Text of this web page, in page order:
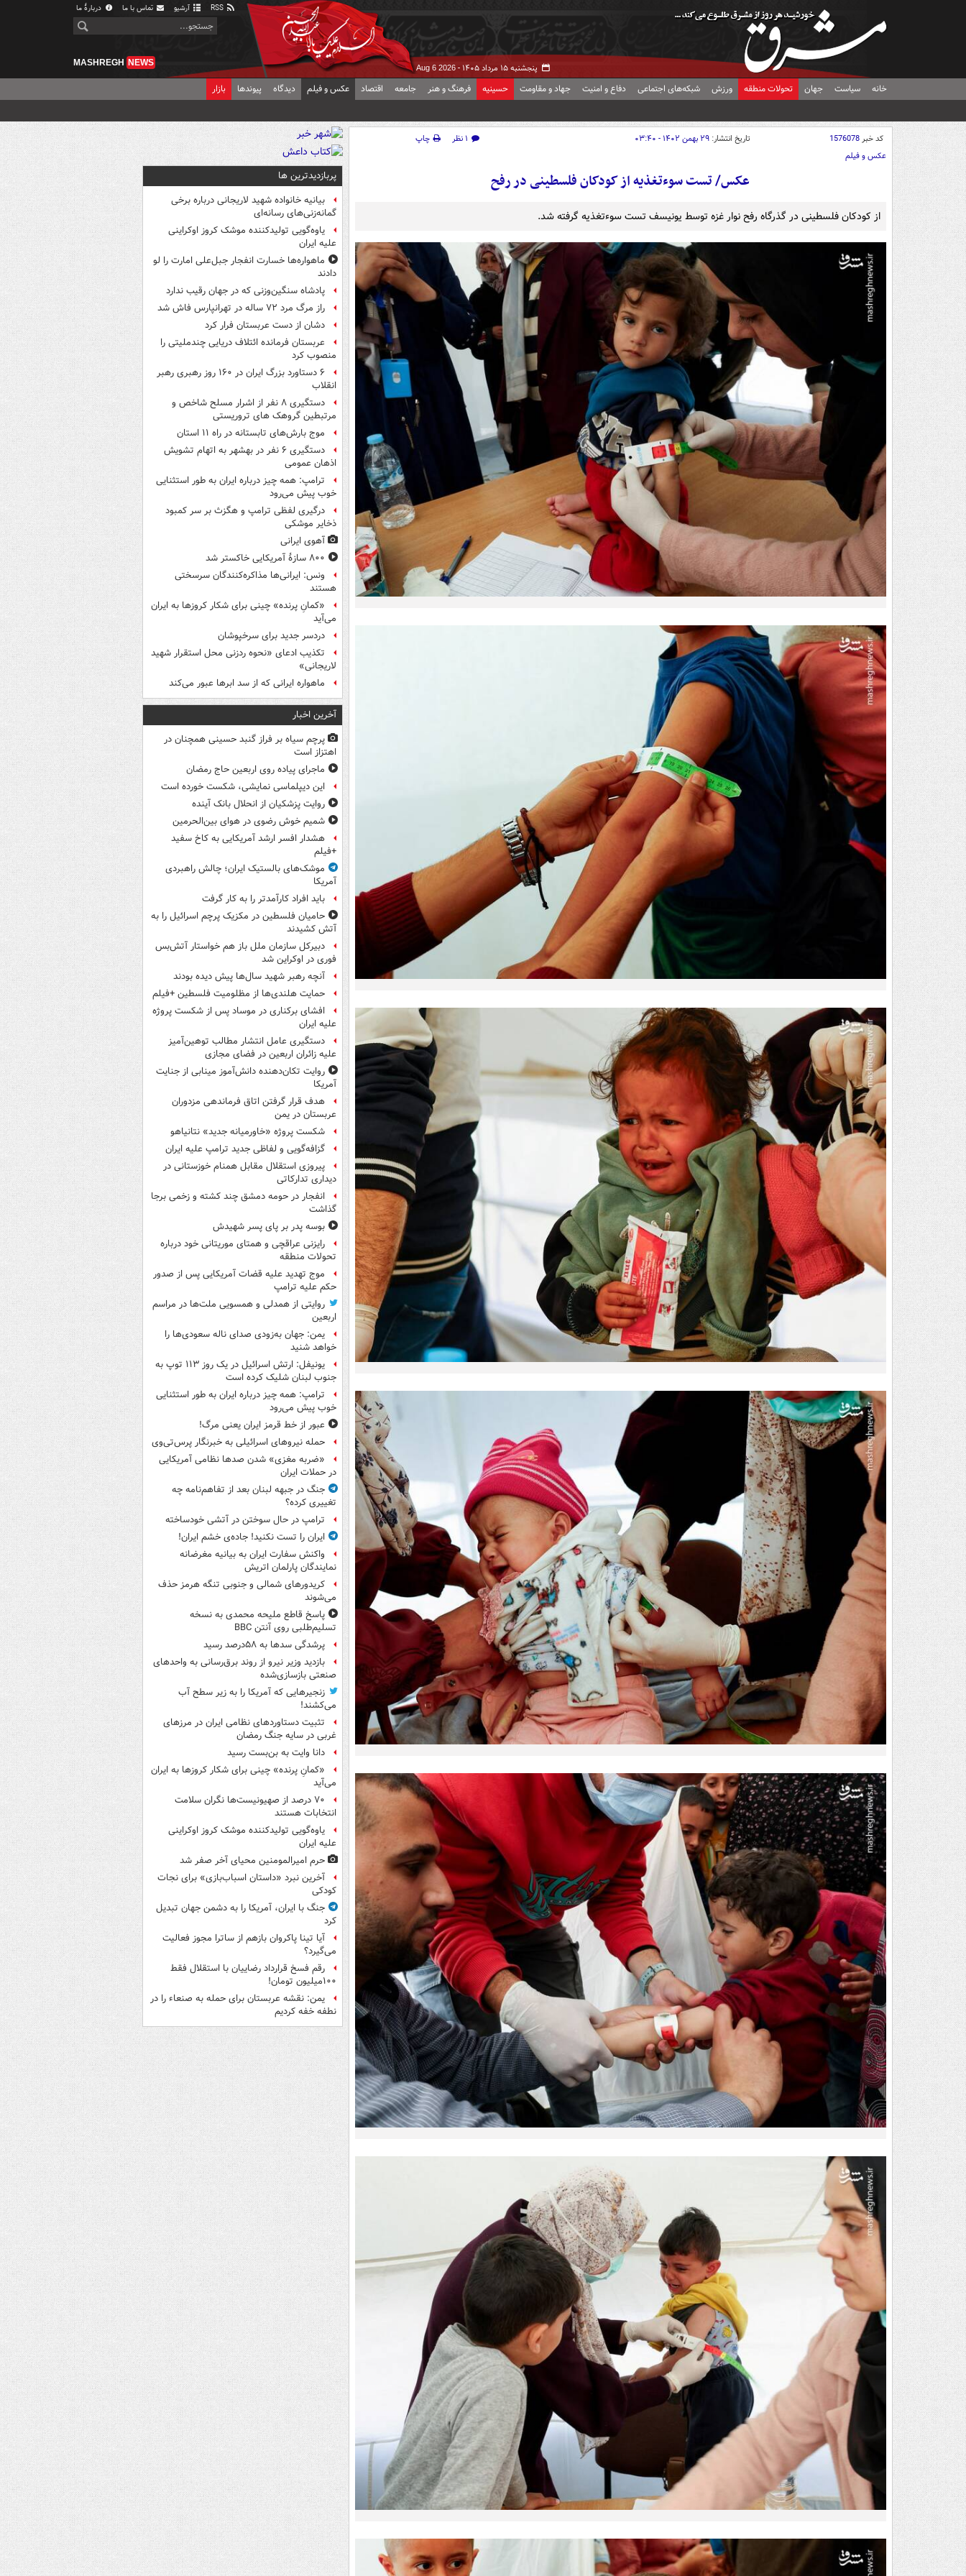
آرشیو تماس با ما دربارهٔ ما
پنجشنبه ۱۵ مرداد ۱۴۰۵ - Aug 6 2026
MASHREGH NEWS
خانه سیاست جهان تحولات منطقه ورزش شبکه‌های اجتماعی دفاع و امنیت جهاد و مقاومت حسینیه فرهنگ و هنر جامعه اقتصاد عکس و فیلم دیدگاه پیوندها بازار
کد خبر1576078 تاریخ انتشار: ۲۹ بهمن ۱۴۰۲ - ۰۳:۴۰ ۱ نظر
چاپ
عکس و فیلم
عکس/ تست سوءتغذیه از کودکان فلسطینی در رفح
از کودکان فلسطینی در گذرگاه رفح نوار غزه توسط یونیسف تست سوءتغذیه گرفته شد.
پربازدیدترین ها
بیانیه خانواده شهید لاریجانی درباره برخی
گمانه‌زنی‌های رسانه‌ای
یاوه‌گویی تولیدکننده موشک کروز اوکراینی
علیه ایران
ماهواره‌ها خسارت انفجار جبل‌علی امارت را لو
دادند
پادشاه سنگین‌وزنی که در جهان رقیب ندارد
راز مرگ مرد ۷۲ ساله در تهرانپارس فاش شد
دشان از دست عربستان فرار کرد
عربستان فرمانده ائتلاف دریایی چندملیتی را
منصوب کرد
۶ دستاورد بزرگ ایران در ۱۶۰ روز رهبری رهبر
انقلاب
دستگیری ۸ نفر از اشرار مسلح شاخص و
مرتبطین گروهک های تروریستی
موج بارش‌های تابستانه در راه ۱۱ استان
دستگیری ۶ نفر در بهشهر به اتهام تشویش
اذهان عمومی
ترامپ: همه چیز درباره ایران به طور استثنایی
خوب پیش می‌رود
درگیری لفظی ترامپ و هگزث بر سر کمبود
ذخایر موشکی
آهوی ایرانی
۸۰۰ سازۀ آمریکایی خاکستر شد
ونس: ایرانی‌ها مذاکره‌کنندگان سرسختی
هستند
«کمانِ پرنده» چینی برای شکار کروزها به ایران
می‌آید
دردسر جدید برای سرخپوشان
تکذیب ادعای «نحوه ردزنی محل استقرار شهید
لاریجانی»
ماهواره ایرانی که از سد ابرها عبور می‌کند
آخرین اخبار
پرچم سیاه بر فراز گنبد حسینی همچنان در
اهتزاز است
ماجرای پیاده روی اربعین حاج رمضان
این دیپلماسی نمایشی، شکست خورده است
روایت پزشکیان از انحلال بانک آینده
شمیم خوش رضوی در هوای بین‌الحرمین
هشدار افسر ارشد آمریکایی به کاخ سفید
+فیلم
موشک‌های بالستیک ایران؛ چالش راهبردی
آمریکا
باید افراد کارآمدتر را به کار گرفت
حامیان فلسطین در مکزیک پرچم اسرائیل را به
آتش کشیدند
دبیرکل سازمان ملل باز هم خواستار آتش‌بس
فوری در اوکراین شد
آنچه رهبر شهید سال‌ها پیش دیده بودند
حمایت هلندی‌ها از مظلومیت فلسطین +فیلم
افشای برکناری در موساد پس از شکست پروژه
علیه ایران
دستگیری عامل انتشار مطالب توهین‌آمیز
علیه زائران اربعین در فضای مجازی
روایت تکان‌دهنده دانش‌آموز مینابی از جنایت
آمریکا
هدف قرار گرفتن اتاق‌ فرماندهی مزدوران
عربستان در یمن
شکست پروژه «خاورمیانه جدید» نتانیاهو
گزافه‌گویی و لفاظی جدید ترامپ علیه ایران
پیروزی استقلال مقابل همنام خوزستانی در
دیداری تدارکاتی
انفجار در حومه دمشق چند کشته و زخمی برجا
گذاشت
بوسه‌ پدر بر پای پسر شهیدش
رایزنی عراقچی و همتای موریتانی خود درباره
تحولات منطقه
موج تهدید علیه قضات آمریکایی پس از صدور
حکم علیه ترامپ
روایتی از همدلی و همسویی ملت‌ها در مراسم
اربعین
یمن: جهان به‌زودی صدای ناله سعودی‌ها را
خواهد شنید
یونیفل: ارتش اسرائیل در یک روز ۱۱۳ توپ به
جنوب لبنان شلیک کرده است
ترامپ: همه چیز درباره ایران به طور استثنایی
خوب پیش می‌رود
عبور از خط قرمز ایران یعنی مرگ!
حمله نیروهای اسرائیلی به خبرنگار پرس‌تی‌وی
«ضربه مغزی» شدن صدها نظامی آمریکایی
در حملات ایران
جنگ در جبهه لبنان بعد از تفاهم‌نامه چه
تغییری کرده؟
ترامپ در حال سوختن در آتشی خودساخته
ایران را تست نکنید! جاده‌ی خشم ایران!
واکنش سفارت ایران به بیانیه مغرضانه
نمایندگان پارلمان اتریش
کریدورهای شمالی و جنوبی تنگه هرمز حذف
می‌شوند
پاسخ قاطع ملیحه محمدی به نسخه
تسلیم‌طلبی روی آنتن BBC
پرشدگی سدها به ۵۸درصد رسید
بازدید وزیر نیرو از روند برق‌رسانی به واحدهای
صنعتی بازسازی‌شده
زنجیرهایی که آمریکا را به زیر سطح آب
می‌کشند!
تثبیت دستاوردهای نظامی ایران در مرزهای
غربی در سایه جنگ رمضان
دانا وایت به بن‌بست رسید
«کمانِ پرنده» چینی برای شکار کروزها به ایران
می‌آید
۷۰ درصد از صهیونیست‌ها نگران سلامت
انتخابات هستند
یاوه‌گویی تولیدکننده موشک کروز اوکراینی
علیه ایران
حرم امیرالمومنین محیای آخر صفر شد
آخرین نبرد «داستان اسباب‌بازی» برای نجات
کودکی
جنگ با ایران، آمریکا را به دشمن جهان تبدیل
کرد
آیا تینا پاکروان بازهم از ساترا مجوز فعالیت
می‌گیرد؟
رقم فسخ قرارداد رضاییان با استقلال فقط
۱۰۰میلیون تومان!
یمن: نقشه عربستان برای حمله به صنعاء را در
نطفه خفه کردیم